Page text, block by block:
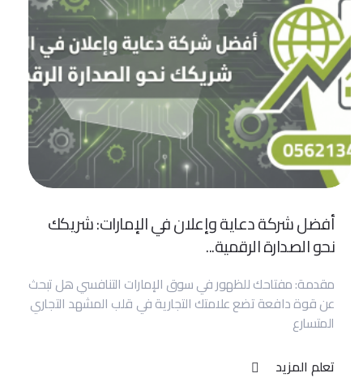
أفضل شركة دعاية وإعلان في الإمارات: شريكك
نحو الصدارة الرقمية...
مقدمة: مفتاحك للظهور في سوق الإمارات التنافسي هل تبحث
عن قوة دافعة تضع علامتك التجارية في قلب المشهد التجاري
المتسارع
تعلم المزيد